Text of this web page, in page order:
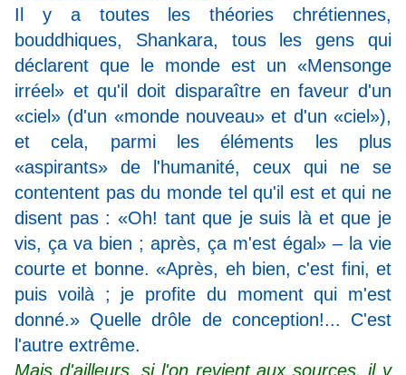
Il y a toutes les théories chrétiennes,
bouddhiques, Shankara, tous les gens qui
déclarent que le monde est un «Mensonge
irréel» et qu'il doit disparaître en faveur d'un
«ciel» (d'un «monde nouveau» et d'un «ciel»),
et cela, parmi les éléments les plus
«aspirants» de l'humanité, ceux qui ne se
contentent pas du monde tel qu'il est et qui ne
disent pas : «Oh! tant que je suis là et que je
vis, ça va bien ; après, ça m'est égal» – la vie
courte et bonne. «Après, eh bien, c'est fini, et
puis voilà ; je profite du moment qui m'est
donné.» Quelle drôle de conception!... C'est
l'autre extrême.
Mais d'ailleurs, si l'on revient aux sources, il y